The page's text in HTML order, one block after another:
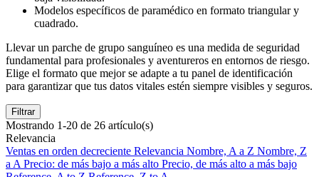
Modelos específicos de paramédico en formato triangular y
cuadrado.
Llevar un parche de grupo sanguíneo es una medida de seguridad
fundamental para profesionales y aventureros en entornos de riesgo.
Elige el formato que mejor se adapte a tu panel de identificación
para garantizar que tus datos vitales estén siempre visibles y seguros.
Filtrar
Mostrando 1-20 de 26 artículo(s)
Relevancia
Ventas en orden decreciente Relevancia Nombre, A a Z Nombre, Z
a A Precio: de más bajo a más alto Precio, de más alto a más bajo